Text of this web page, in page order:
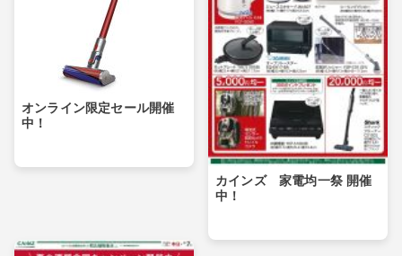
オンライン限定セール開催
中！
カインズ 家電均一祭 開催
中！